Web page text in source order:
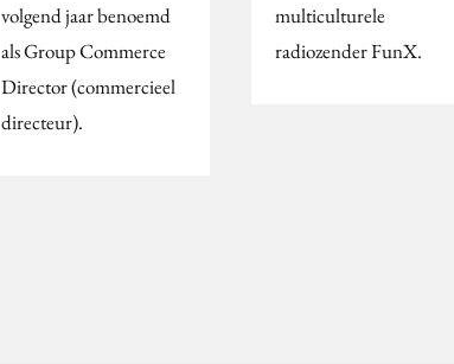
volgend jaar benoemd
als Group Commerce
Director (commercieel
directeur).
multiculturele
radiozender FunX.